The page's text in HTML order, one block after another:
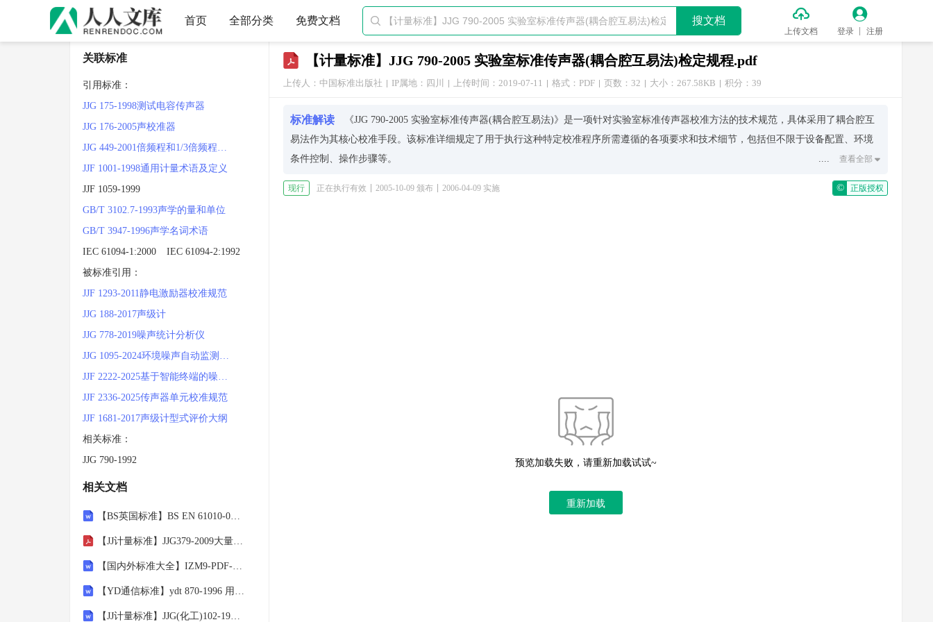
首页 全部分类 免费文档  搜文档 
上传文档

登录 注册
【计量标准】JJG 790-2005 实验室标准传声器(耦合腔互易法)检定规程.pdf
上传人：中国标准出版社 IP属地：四川 上传时间：2019-07-11 格式：PDF 页数：32 大小：267.58KB 积分：39
标准解读
《JJG 790-2005 实验室标准传声器(耦合腔互易法)》是一项针对实验室标准传声器校准方法的技术规范，具体采用了耦合腔互
易法作为其核心校准手段。该标准详细规定了用于执行这种特定校准程序所需遵循的各项要求和技术细节，包括但不限于设备配置、环境
条件控制、操作步骤等。
在设备方面，除了待测的标准传声器外，还需要准备一个参考传声器以及能够形成稳定声场的耦合腔装置。此外，为了确保测量结果的准
确性与可靠性，所有参与测试的仪器都必须事先经过精确校正，并且在整个实验过程中保持良好的工作状态。
.... 查看全部 
现行 正在执行有效 2005-10-09 颁布 2006-04-09 实施 © 正版授权
预览加载失败，请重新加载试试~
重新加载
关联标准
引用标准：
JJG 175-1998测试电容传声器
JJG 176-2005声校准器
JJG 449-2001倍频程和1/3倍频程滤波器
JJF 1001-1998通用计量术语及定义
JJF 1059-1999
GB/T 3102.7-1993声学的量和单位
GB/T 3947-1996声学名词术语
IEC 61094-1:2000
IEC 61094-2:1992
被标准引用：
JJF 1293-2011静电激励器校准规范
JJG 188-2017声级计
JJG 778-2019噪声统计分析仪
JJG 1095-2024环境噪声自动监测仪检定规程
JJF 2222-2025基于智能终端的噪声测量仪校准规范
JJF 2336-2025传声器单元校准规范
JJF 1681-2017声级计型式评价大纲
相关标准：
JJG 790-1992
相关文档
【BS英国标准】BS EN 61010-031-2002 Safety requirements for electrical equipment for measurement, control and laboratory use Part 03 1 Safety requirements fo
【JJ计量标准】JJG379-2009大量程百分表检定规程.pdf
【国内外标准大全】IZM9-PDF-book.doc
【YD通信标准】ydt 870-1996 用户终端设备耐过电压和过电流能力要求和试验方法.doc
【JJ计量标准】JJG(化工)102-1991橡胶门尼粘度计检定规程.doc